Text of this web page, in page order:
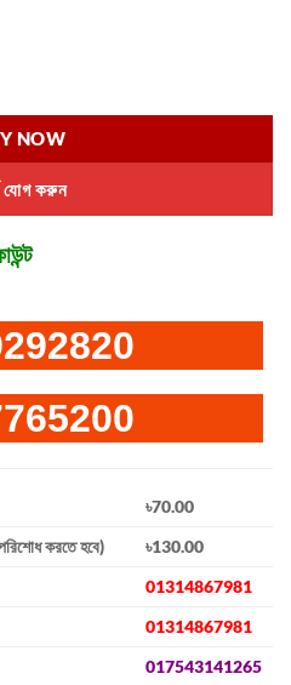
499.00.
– Heavy Duty Windshield Cleaner
যোগ করুন
NOW
৳70.00
করতে হবে)
৳130.00
01314867981
01314867981
017543141265